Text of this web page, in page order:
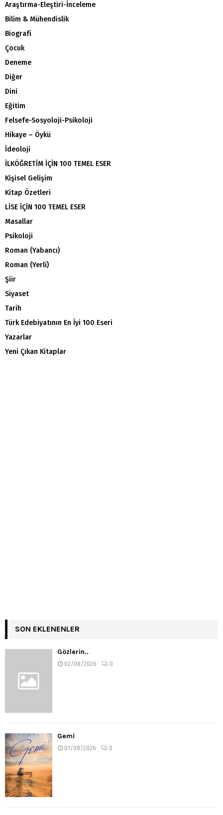
Araştırma-Eleştiri-İnceleme
Bilim & Mühendislik
Biografi
Çocuk
Deneme
Diğer
Dini
Eğitim
Felsefe-Sosyoloji-Psikoloji
Hikaye – Öykü
İdeoloji
İLKÖĞRETİM İÇİN 100 TEMEL ESER
Kişisel Gelişim
Kitap Özetleri
LİSE İÇİN 100 TEMEL ESER
Masallar
Psikoloji
Roman (Yabancı)
Roman (Yerli)
Şiir
Siyaset
Tarih
Türk Edebiyatının En İyi 100 Eseri
Yazarlar
Yeni Çıkan Kitaplar
SON EKLENENLER
Gözlerin..
02/08/2026 0
Gemi
01/08/2026 0